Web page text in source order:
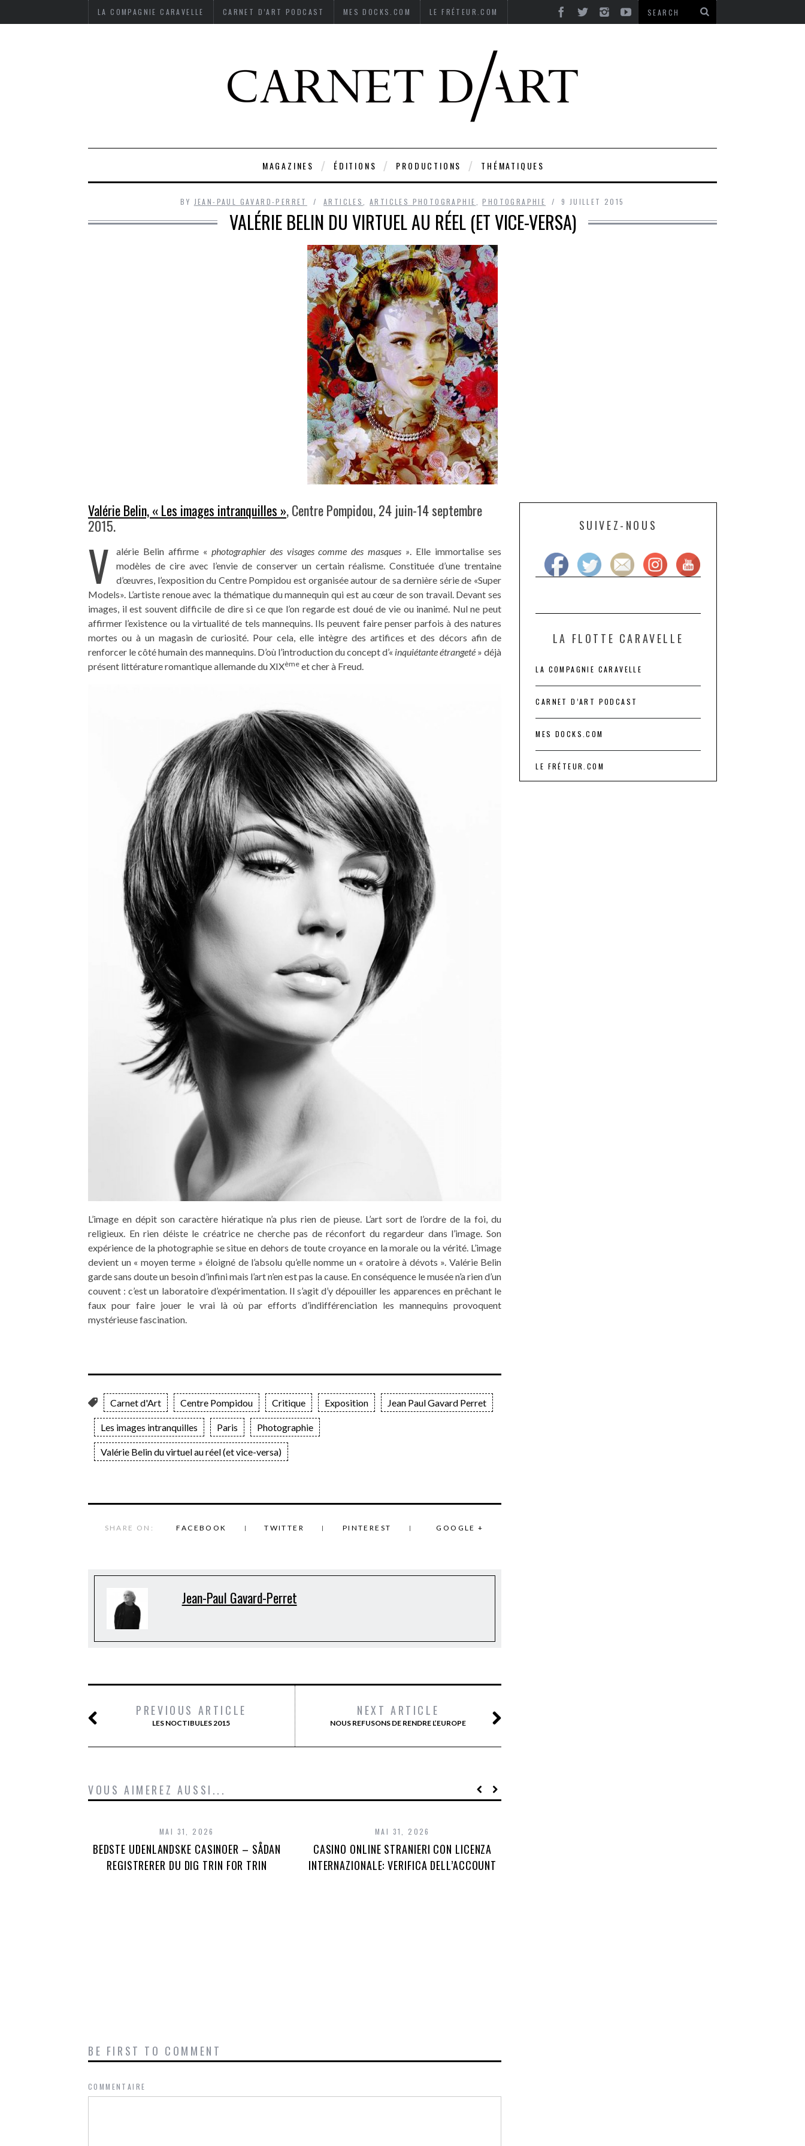
LA COMPAGNIE CARAVELLE CARNET D’ART PODCAST MES DOCKS.COM LE FRÉTEUR.COM
MAGAZINES ÉDITIONS PRODUCTIONS THÉMATIQUES
BY JEAN-PAUL GAVARD-PERRET ARTICLES ,ARTICLES PHOTOGRAPHIE ,PHOTOGRAPHIE 9 JUILLET 2015
VALÉRIE BELIN DU VIRTUEL AU RÉEL (ET VICE-VERSA)
Valérie Belin, « Les images intranquilles », Centre Pompidou, 24 juin-14 septembre
2015.
V alérie Belin affirme « photographier des visages comme des masques ». Elle immortalise ses
modèles de cire avec l’envie de conserver un certain réalisme. Constituée d’une trentaine
d’œuvres, l’exposition du Centre Pompidou est organisée autour de sa dernière série de «Super
Models». L’artiste renoue avec la thématique du mannequin qui est au cœur de son travail. Devant ses
images, il est souvent difficile de dire si ce que l’on regarde est doué de vie ou inanimé. Nul ne peut
affirmer l’existence ou la virtualité de tels mannequins. Ils peuvent faire penser parfois à des natures
mortes ou à un magasin de curiosité. Pour cela, elle intègre des artifices et des décors afin de
renforcer le côté humain des mannequins. D’où l’introduction du concept d’« inquiétante étrangeté » déjà
présent littérature romantique allemande du XIXème et cher à Freud.
L’image en dépit son caractère hiératique n’a plus rien de pieuse. L’art sort de l’ordre de la foi, du
religieux. En rien déiste le créatrice ne cherche pas de réconfort du regardeur dans l’image. Son
expérience de la photographie se situe en dehors de toute croyance en la morale ou la vérité. L’image
devient un « moyen terme » éloigné de l’absolu qu’elle nomme un « oratoire à dévots ». Valérie Belin
garde sans doute un besoin d’infini mais l’art n’en est pas la cause. En conséquence le musée n’a rien d’un
couvent : c’est un laboratoire d’expérimentation. Il s’agit d’y dépouiller les apparences en prêchant le
faux pour faire jouer le vrai là où par efforts d’indifférenciation les mannequins provoquent
mystérieuse fascination.
Carnet d'Art Centre Pompidou Critique Exposition Jean Paul Gavard Perret
Les images intranquilles Paris Photographie
Valérie Belin du virtuel au réel (et vice-versa)
SHARE ON: FACEBOOK TWITTER PINTEREST GOOGLE +
Jean-Paul Gavard-Perret
PREVIOUS ARTICLE
LES NOCTIBULES 2015
NEXT ARTICLE
NOUS REFUSONS DE RENDRE L’EUROPE
VOUS AIMEREZ AUSSI...
MAI 31, 2026
BEDSTE UDENLANDSKE CASINOER – SÅDAN
REGISTRERER DU DIG TRIN FOR TRIN
MAI 31, 2026
CASINO ONLINE STRANIERI CON LICENZA
INTERNAZIONALE: VERIFICA DELL’ACCOUNT
BE FIRST TO COMMENT
COMMENTAIRE
SUIVEZ-NOUS
LA FLOTTE CARAVELLE
LA COMPAGNIE CARAVELLE
CARNET D’ART PODCAST
MES DOCKS.COM
LE FRÉTEUR.COM